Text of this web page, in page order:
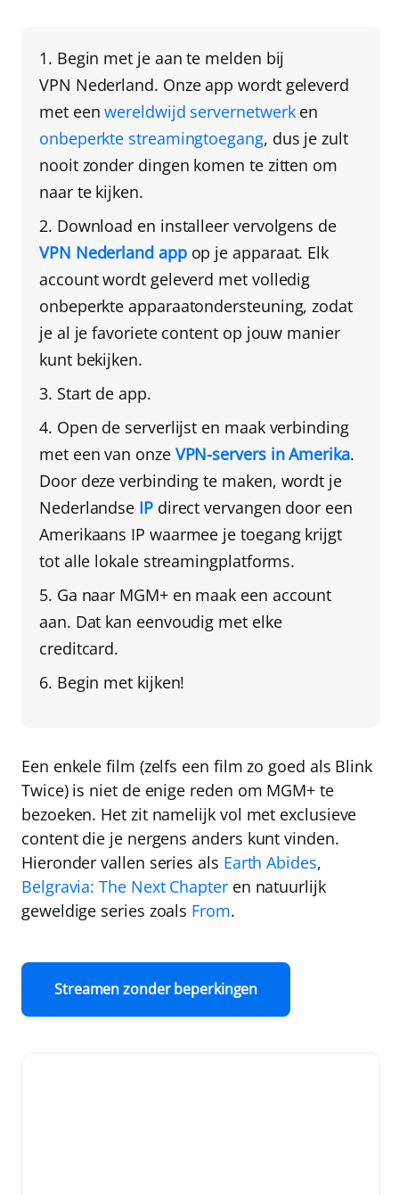
Begin met je aan te melden bij
VPN Nederland. Onze app wordt geleverd
met eenwereldwijd servernetwerken
onbeperkte streamingtoegang, dus je zult
nooit zonder dingen komen te zitten om
naar te kijken.
Download en installeer vervolgens de
VPN Nederland appop je apparaat. Elk
account wordt geleverd met volledig
onbeperkte apparaatondersteuning, zodat
je al je favoriete content op jouw manier
kunt bekijken.
Start de app.
Open de serverlijst en maak verbinding
met een van onze VPN-servers in Amerika.
Door deze verbinding te maken, wordt je
Nederlandse IPdirect vervangen door een
Amerikaans IP waarmee je toegang krijgt
tot alle lokale streamingplatforms.
Ga naar MGM+ en maak een account
aan. Dat kan eenvoudig met elke
creditcard.
Begin met kijken!
Een enkele film (zelfs een film zo goed als Blink
Twice) is niet de enige reden om MGM+ te
bezoeken. Het zit namelijk vol met exclusieve
content die je nergens anders kunt vinden.
Hieronder vallen series als Earth Abides,
Belgravia: The Next Chapteren natuurlijk
geweldige series zoals From.
Streamen zonder beperkingen